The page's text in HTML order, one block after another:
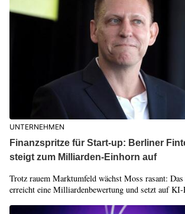
UNTERNEHMEN
Finanzspritze für Start-up: Berliner
steigt zum Milliarden-Einhorn auf
Trotz rauem Marktumfeld wächst Moss rasant:
erreicht eine Milliardenbewertung und setzt auf